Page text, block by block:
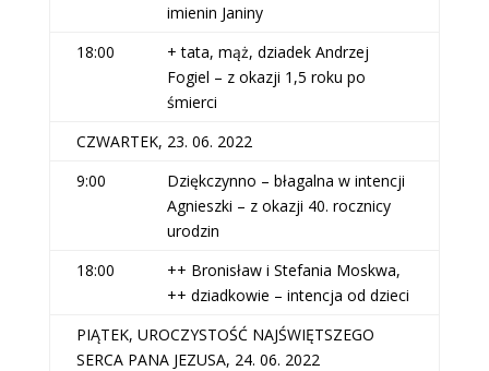
imienin Janiny
18:00
+ tata, mąż, dziadek Andrzej
Fogiel – z okazji 1,5 roku po
śmierci
CZWARTEK, 23. 06. 2022
9:00
Dziękczynno – błagalna w intencji
Agnieszki – z okazji 40. rocznicy
urodzin
18:00
++ Bronisław i Stefania Moskwa,
++ dziadkowie – intencja od dzieci
PIĄTEK, UROCZYSTOŚĆ NAJŚWIĘTSZEGO
SERCA PANA JEZUSA, 24. 06. 2022